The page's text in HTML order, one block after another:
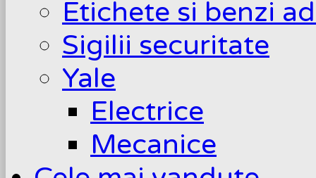
Etichete si benzi
Sigilii securitate
Yale
Electrice
Mecanice